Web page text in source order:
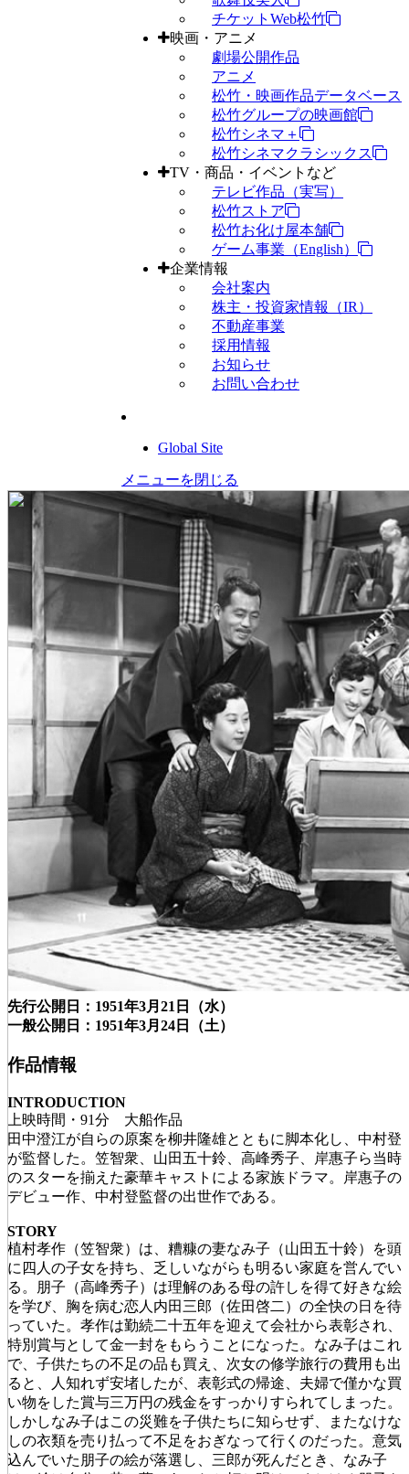
チケットWeb松竹
映画・アニメ
劇場公開作品
アニメ
松竹・映画作品データベース
松竹グループの映画館
松竹シネマ＋
松竹シネマクラシックス
TV・商品・イベントなど
テレビ作品（実写）
松竹ストア
松竹お化け屋本舗
ゲーム事業（English）
企業情報
会社案内
株主・投資家情報（IR）
不動産事業
採用情報
お知らせ
お問い合わせ
Global Site
メニューを閉じる
先行公開日：1951年3月21日（水）
一般公開日：1951年3月24日（土）
作品情報
INTRODUCTION
上映時間・91分 大船作品
田中澄江が自らの原案を柳井隆雄とともに脚本化し、中村登
が監督した。笠智衆、山田五十鈴、高峰秀子、岸惠子ら当時
のスターを揃えた豪華キャストによる家族ドラマ。岸惠子の
デビュー作、中村登監督の出世作である。
STORY
植村孝作（笠智衆）は、糟糠の妻なみ子（山田五十鈴）を頭
に四人の子女を持ち、乏しいながらも明るい家庭を営んでい
る。朋子（高峰秀子）は理解のある母の許しを得て好きな絵
を学び、胸を病む恋人内田三郎（佐田啓二）の全快の日を待
っていた。孝作は勤続二十五年を迎えて会社から表彰され、
特別賞与として金一封をもらうことになった。なみ子はこれ
で、子供たちの不足の品も買え、次女の修学旅行の費用も出
ると、人知れず安堵したが、表彰式の帰途、夫婦で僅かな買
い物をした賞与三万円の残金をすっかりすられてしまった。
しかしなみ子はこの災難を子供たちに知らせず、またなけな
しの衣類を売り払って不足をおぎなって行くのだった。意気
込んでいた朋子の絵が落選し、三郎が死んだとき、なみ子